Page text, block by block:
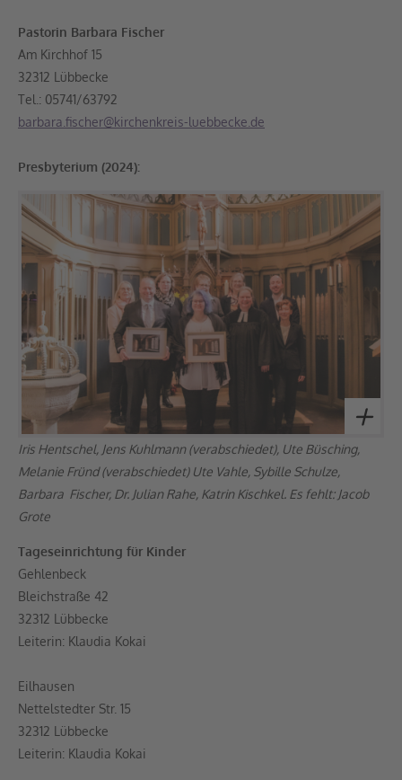
Pastorin Barbara Fischer
Am Kirchhof 15
32312 Lübbecke
Tel.: 05741/63792
barbara.fischer@kirchenkreis-luebbecke.de
Presbyterium (2024):
Iris Hentschel, Jens Kuhlmann (verabschiedet), Ute Büsching,
Melanie Fründ (verabschiedet) Ute Vahle, Sybille Schulze,
Barbara Fischer, Dr. Julian Rahe, Katrin Kischkel. Es fehlt: Jacob
Grote
Tageseinrichtung für Kinder
Gehlenbeck
Bleichstraße 42
32312 Lübbecke
Leiterin: Klaudia Kokai
Eilhausen
Nettelstedter Str. 15
32312 Lübbecke
Leiterin: Klaudia Kokai